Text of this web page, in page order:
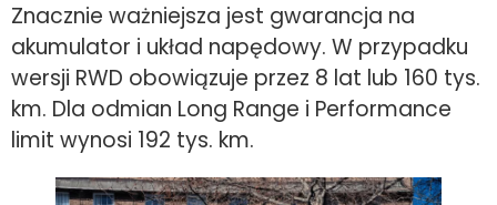
Znacznie ważniejsza jest gwarancja na
akumulator i układ napędowy. W przypadku
wersji RWD obowiązuje przez 8 lat lub 160 tys.
km. Dla odmian Long Range i Performance
limit wynosi 192 tys. km.